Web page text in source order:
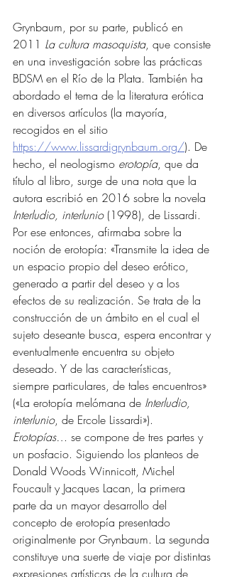
Grynbaum, por su parte, publicó en
2011 La cultura masoquista, que consiste
en una investigación sobre las prácticas
BDSM en el Río de la Plata. También ha
abordado el tema de la literatura erótica
en diversos artículos (la mayoría,
recogidos en el sitio
https://www.lissardigrynbaum.org/). De
hecho, el neologismo erotopía, que da
título al libro, surge de una nota que la
autora escribió en 2016 sobre la novela
Interludio, interlunio (1998), de Lissardi.
Por ese entonces, afirmaba sobre la
noción de erotopía: «Transmite la idea de
un espacio propio del deseo erótico,
generado a partir del deseo y a los
efectos de su realización. Se trata de la
construcción de un ámbito en el cual el
sujeto deseante busca, espera encontrar y
eventualmente encuentra su objeto
deseado. Y de las características,
siempre particulares, de tales encuentros»
(«La erotopía melómana de Interludio,
interlunio, de Ercole Lissardi»).
Erotopías… se compone de tres partes y
un posfacio. Siguiendo los planteos de
Donald Woods Winnicott, Michel
Foucault y Jacques Lacan, la primera
parte da un mayor desarrollo del
concepto de erotopía presentado
originalmente por Grynbaum. La segunda
constituye una suerte de viaje por distintas
expresiones artísticas de la cultura de